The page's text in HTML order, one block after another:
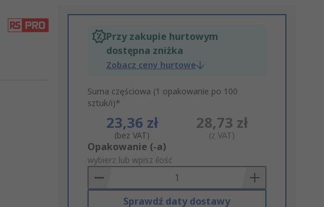
Przy zakupie hurtowym
dostępna zniżka
Zobacz ceny hurtowe
Suma częściowa (1 opakowanie po 100
sztuk/i)*
23,36 zł
(bez VAT)
28,73 zł
(z VAT)
Add
to
Basket
Opakowanie (-a)
wybierz lub wpisz ilość
Sprawdź daty dostawy